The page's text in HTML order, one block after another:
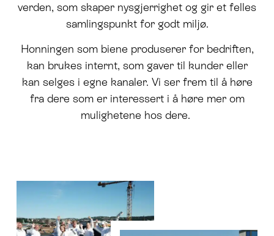
verden, som skaper nysgjerrighet og gir et felles
samlingspunkt for godt miljø.
Honningen som biene produserer for bedriften,
kan brukes internt, som gaver til kunder eller
kan selges i egne kanaler. Vi ser frem til å høre
fra dere som er interessert i å høre mer om
mulighetene hos dere.